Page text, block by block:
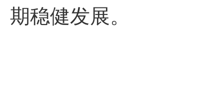
期稳健发展。